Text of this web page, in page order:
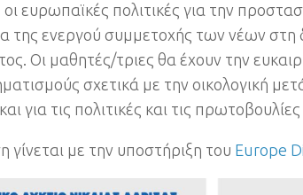
οι ευρωπαϊκές πολιτικές για την
της ενεργού συμμετοχής των νέων
. Οι μαθητές/τριες θα έχουν την
σχετικά με την οικολογική
για τις πολιτικές και τις
γίνεται με την υποστήριξη του Europe